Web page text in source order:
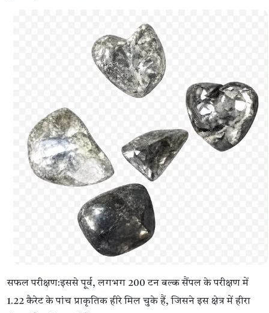
सफल परीक्षण:इससे पूर्व, लगभग 200 टन बल्क सैंपल के परीक्षण में
1.22 कैरेट के पांच प्राकृतिक हीरे मिल चुके हैं, जिसने इस क्षेत्र में हीरा